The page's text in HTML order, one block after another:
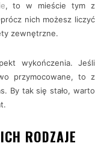
, to w mieście tym z
nich możesz liczyć
zewnętrzne.
wykończenia. Jeśli
przymocowane, to z
By tak się stało, warto
RODZAJE